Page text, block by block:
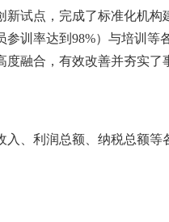
新试点，完成了标准化机
参训率达到 98%）与培训等
融合，有效改善并夯实了
入、利润总额、纳税总额